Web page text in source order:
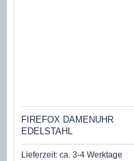
FIREFOX DAMENUHR
EDELSTAHL
ZIRKONIASTEINE FFS178-
104 SUNRAY SILBER
Lieferzeit: ca. 3-4 Werktage